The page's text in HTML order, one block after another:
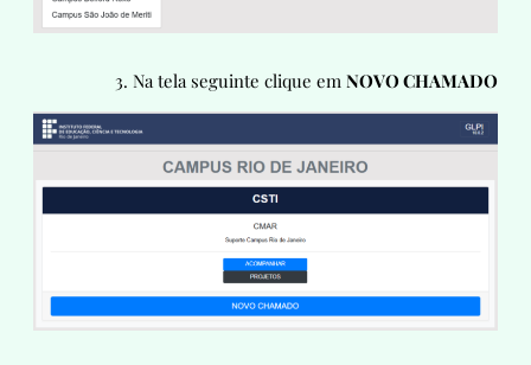
3. Na tela seguinte clique em NOVO CHAMADO